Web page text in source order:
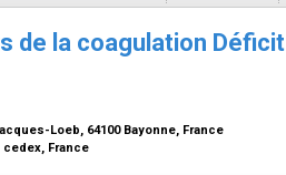
de la coagulation Déficit
Loeb, 64100 Bayonne, France
cedex, France